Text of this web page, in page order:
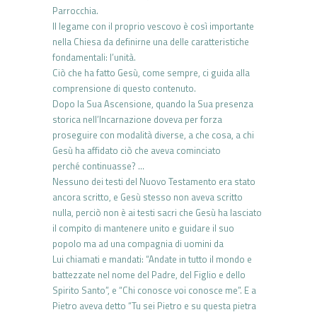
Parrocchia.
Il legame con il proprio vescovo è così importante
nella Chiesa da definirne una delle caratteristiche
fondamentali: l’unità.
Ciò che ha fatto Gesù, come sempre, ci guida alla
comprensione di questo contenuto.
Dopo la Sua Ascensione, quando la Sua presenza
storica nell’Incarnazione doveva per forza
proseguire con modalità diverse, a che cosa, a chi
Gesù ha affidato ciò che aveva cominciato
perché continuasse? …
Nessuno dei testi del Nuovo Testamento era stato
ancora scritto, e Gesù stesso non aveva scritto
nulla, perciò non è ai testi sacri che Gesù ha lasciato
il compito di mantenere unito e guidare il suo
popolo ma ad una compagnia di uomini da
Lui chiamati e mandati: “Andate in tutto il mondo e
battezzate nel nome del Padre, del Figlio e dello
Spirito Santo”, e “Chi conosce voi conosce me”. E a
Pietro aveva detto “Tu sei Pietro e su questa pietra